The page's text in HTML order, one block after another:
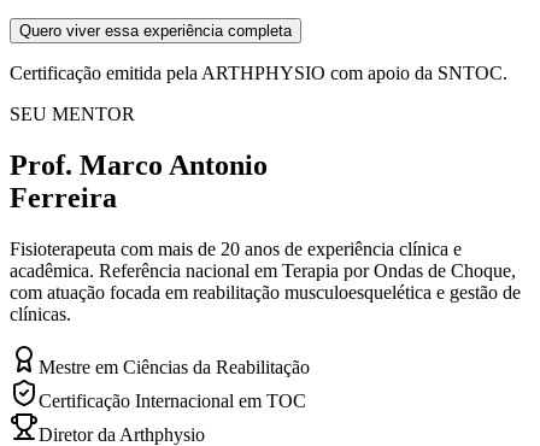
Quero viver essa experiência completa
Certificação emitida pela ARTHPHYSIO com apoio da SNTOC.
SEU MENTOR
Prof. Marco Antonio
Ferreira
Fisioterapeuta com mais de 20 anos de experiência clínica e
acadêmica. Referência nacional em Terapia por Ondas de Choque,
com atuação focada em reabilitação musculoesquelética e gestão de
clínicas.
Mestre em Ciências da Reabilitação
Certificação Internacional em TOC
Diretor da Arthphysio